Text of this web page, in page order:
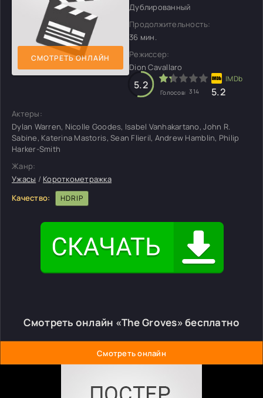
СМОТРЕТЬ ОНЛАЙН
Дублированный
Продолжительность:
36 мин.
Режиссер:
Dion Cavallaro
5.2
Голосов: 314 5.2
Актеры:
Dylan Warren, Nicolle Goodes, Isabel Vanhakartano, John R.
Sabine, Katerina Mastoris, Sean Flieril, Andrew Hamblin, Philip
Harker-Smith
Жанр:
Ужасы / Короткометражка
Качество:
HDRIP
Смотреть онлайн «The Groves» бесплатно
Смотреть онлайн